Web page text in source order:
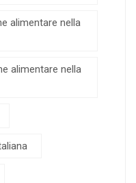
alimentare nella
alimentare nella